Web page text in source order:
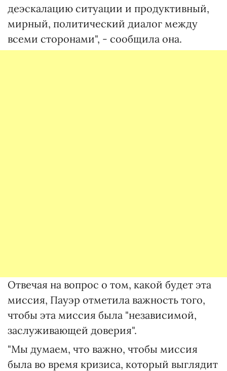
деэскалацию ситуации и продуктивный,
мирный, политический диалог между
всеми сторонами", - сообщила она.
Отвечая на вопрос о том, какой будет эта
миссия, Пауэр отметила важность того,
чтобы эта миссия была "независимой,
заслуживающей доверия".
"Мы думаем, что важно, чтобы миссия
была во время кризиса, который выглядит